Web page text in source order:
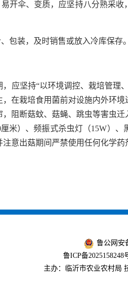
开伞、变质，应坚持八分熟采
包装，及时销售或放入冷库保存
应坚持“以环境调控、栽培管理
在栽培食用菌前对设施内外环
阻断菇蚊、菇蝇、跳虫等害虫
米）、频振式杀虫灯（15W）
意出菇期间严禁使用任何化学药
鲁公网安
鲁ICP备2025158248
主办：临沂市农业农村局